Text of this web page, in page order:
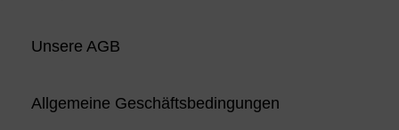
Unsere AGB
Allgemeine Geschäftsbedingungen